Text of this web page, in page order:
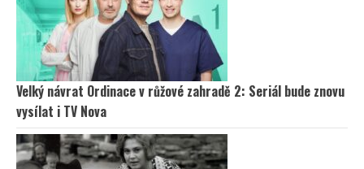
Velký návrat Ordinace v růžové zahradě 2: Seriál bude znovu
vysílat i TV Nova